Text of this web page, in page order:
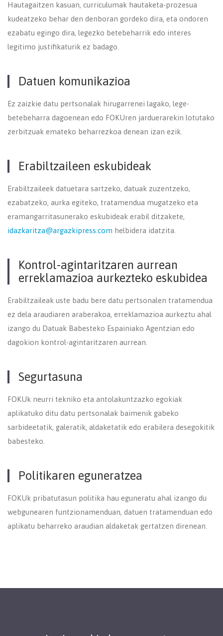
Hautagaitzen kasuan, curriculumak hautaketa-prozesua
kudeatzeko behar den denboran gordeko dira, eta ondoren
ezabatu egingo dira, legezko betebeharrik edo interes
legitimo justifikaturik ez badago.
Datuen komunikazioa
Ez zaizkie datu pertsonalak hirugarrenei lagako, lege-
betebeharra dagoenean edo FOKUren jarduerarekin lotutako
zerbitzuak emateko beharrezkoa denean izan ezik.
Erabiltzaileen eskubideak
Erabiltzaileek datuetara sartzeko, datuak zuzentzeko,
ezabatzeko, aurka egiteko, tratamendua mugatzeko eta
eramangarritasunerako eskubideak erabil ditzakete,
idazkaritza@argazkipress.com helbidera idatzita.
Kontrol-agintaritzaren aurrean
erreklamazioa aurkezteko eskubidea
Erabiltzaileak uste badu bere datu pertsonalen tratamendua
ez dela araudiaren araberakoa, erreklamazioa aurkeztu ahal
izango du Datuak Babesteko Espainiako Agentzian edo
dagokion kontrol-agintaritzaren aurrean.
Segurtasuna
FOKUk neurri tekniko eta antolakuntzazko egokiak
aplikatuko ditu datu pertsonalak baimenik gabeko
sarbideetatik, galeratik, aldaketatik edo erabilera desegokitik
babesteko.
Politikaren eguneratzea
FOKUk pribatutasun politika hau eguneratu ahal izango du
webgunearen funtzionamenduan, datuen tratamenduan edo
aplikatu beharreko araudian aldaketak gertatzen direnean.